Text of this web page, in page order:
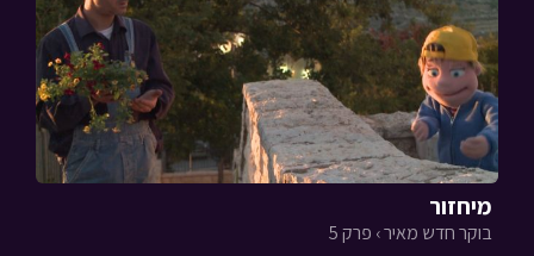
מיחזור
בוקר חדש מאיר › פרק 5